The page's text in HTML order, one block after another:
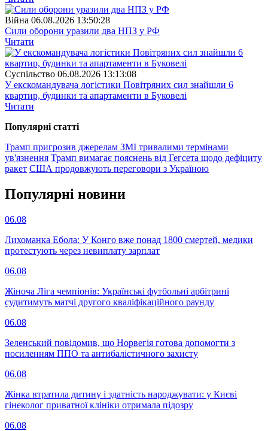
Війна 06.08.2026 13:50:28
Сили оборони уразили два НПЗ у РФ
Читати
Суспiльство 06.08.2026 13:13:08
У екскомандувача логістики Повітряних сил знайшли 6
квартир, будинки та апартаменти в Буковелі
Читати
Популярнi статтi
Трамп пригрозив джерелам ЗМІ тривалими термінами
ув'язнення Трамп вимагає пояснень від Гегсета щодо дефіциту
ракет США продовжують переговори з Україною
Популярнi новини
06.08
Лихоманка Ебола: У Конго вже понад 1800 смертей, медики
протестують через невиплату зарплат
06.08
Жіноча Ліга чемпіонів: Українські футбольні арбітрині
судитимуть матчі другого кваліфікаційного раунду
06.08
Зеленський повідомив, що Норвегія готова допомогти з
посиленням ППО та антибалістичного захисту
06.08
Жінка втратила дитину і здатність народжувати: у Києві
гінеколог приватної клініки отримала підозру
06.08